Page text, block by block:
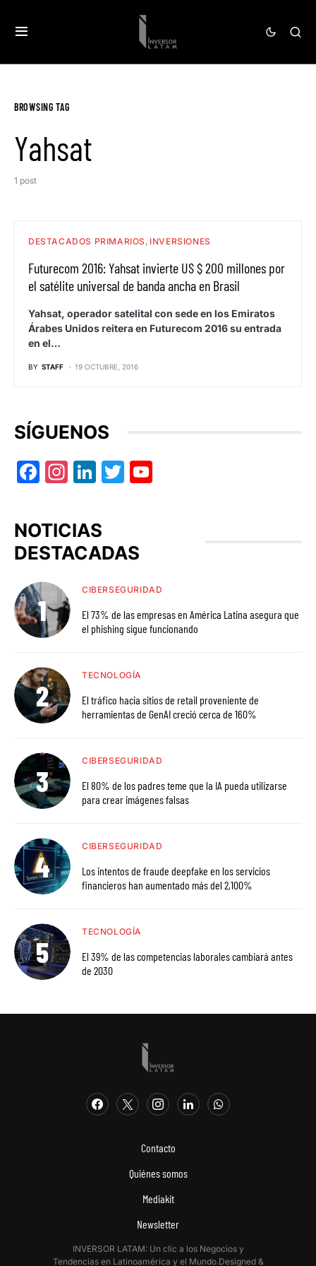
BROWSING TAG
Yahsat
1 post
DESTACADOS PRIMARIOS INVERSIONES
Futurecom 2016: Yahsat invierte US $ 200 millones por
el satélite universal de banda ancha en Brasil
Yahsat, operador satelital con sede en los Emiratos
Árabes Unidos reitera en Futurecom 2016 su entrada
en el…
BY STAFF 19 OCTUBRE, 2016
SÍGUENOS
Facebook
Instagram
LinkedIn
Twitter
NOTICIAS
DESTACADAS
CIBERSEGURIDAD
El 73% de las empresas en América Latina asegura que
el phishing sigue funcionando
TECNOLOGÍA
El tráfico hacia sitios de retail proveniente de
herramientas de GenAI creció cerca de 160%
CIBERSEGURIDAD
El 80% de los padres teme que la IA pueda utilizarse
para crear imágenes falsas
CIBERSEGURIDAD
Los intentos de fraude deepfake en los servicios
financieros han aumentado más del 2,100%
TECNOLOGÍA
El 39% de las competencias laborales cambiará antes
de 2030
Contacto
Quiénes somos
Mediakit
Newsletter
INVERSOR LATAM: Un clic a los Negocios y
Tendencias en Latinoamérica y el Mundo.Designed &